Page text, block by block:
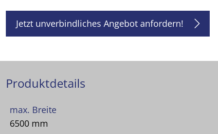
Jetzt unverbindliches Angebot anfordern!
Produktdetails
max. Breite
6500 mm